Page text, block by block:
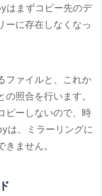
はまずコピー先のデ
ーに存在しなくなっ
ファイルと、これか
照合を行います。
ピーしないので、時
は、ミラーリングに
ません。